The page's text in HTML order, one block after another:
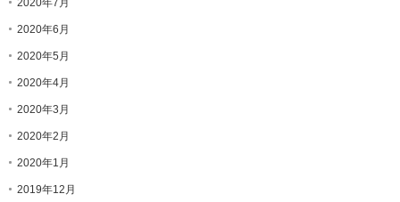
2020年7月
2020年6月
2020年5月
2020年4月
2020年3月
2020年2月
2020年1月
2019年12月